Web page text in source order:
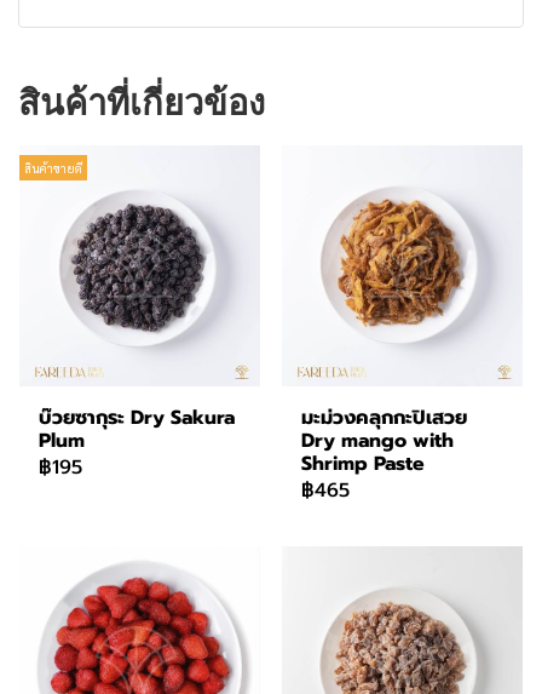
สินค้าที่เกี่ยวข้อง
สินค้าขายดี
บ๊วยซากุระ Dry Sakura
Plum
฿195
มะม่วงคลุกกะปิเสวย
Dry mango with
Shrimp Paste
฿465